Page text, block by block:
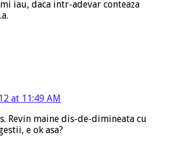
iau, daca intr-adevar conteaza
at 11:49 AM
Revin maine dis-de-dimineata cu
e ok asa?